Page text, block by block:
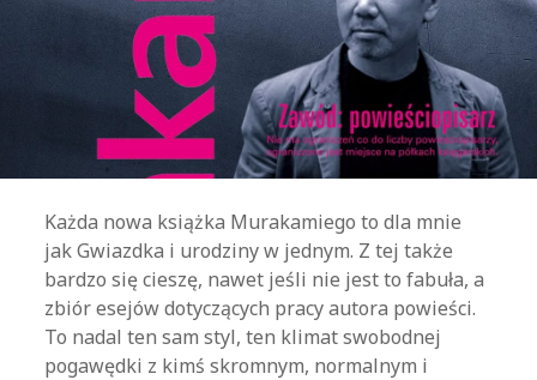
Każda nowa książka Murakamiego to dla mnie
jak Gwiazdka i urodziny w jednym. Z tej także
bardzo się cieszę, nawet jeśli nie jest to fabuła, a
zbiór esejów dotyczących pracy autora powieści.
To nadal ten sam styl, ten klimat swobodnej
pogawędki z kimś skromnym, normalnym i